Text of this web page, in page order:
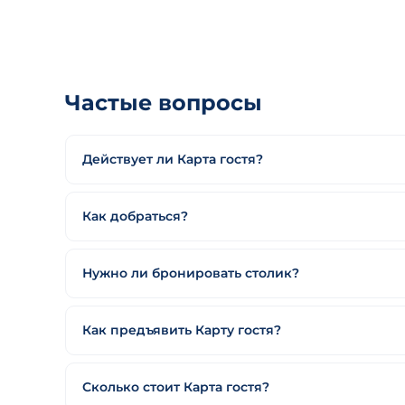
Частые вопросы
Действует ли Карта гостя?
Как добраться?
Нужно ли бронировать столик?
Как предъявить Карту гостя?
Сколько стоит Карта гостя?